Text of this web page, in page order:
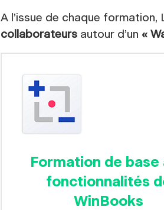
A l’issue de chaque
collaborateurs autour d’un «
Formation de base
fonctionnalités
WinBooks